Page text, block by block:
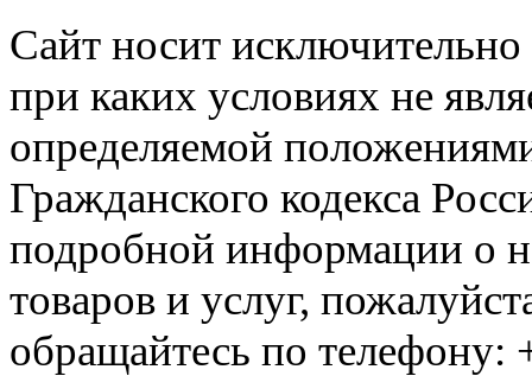
Сайт носит
при каких условиях не
определяемой
Гражданского кодекса
подробной информации о
товаров и услуг,
обращайтесь по